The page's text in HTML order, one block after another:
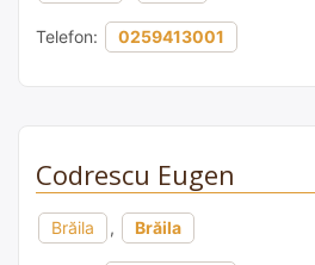
Telefon: 0259413001
Codrescu Eugen
Brăila , Brăila